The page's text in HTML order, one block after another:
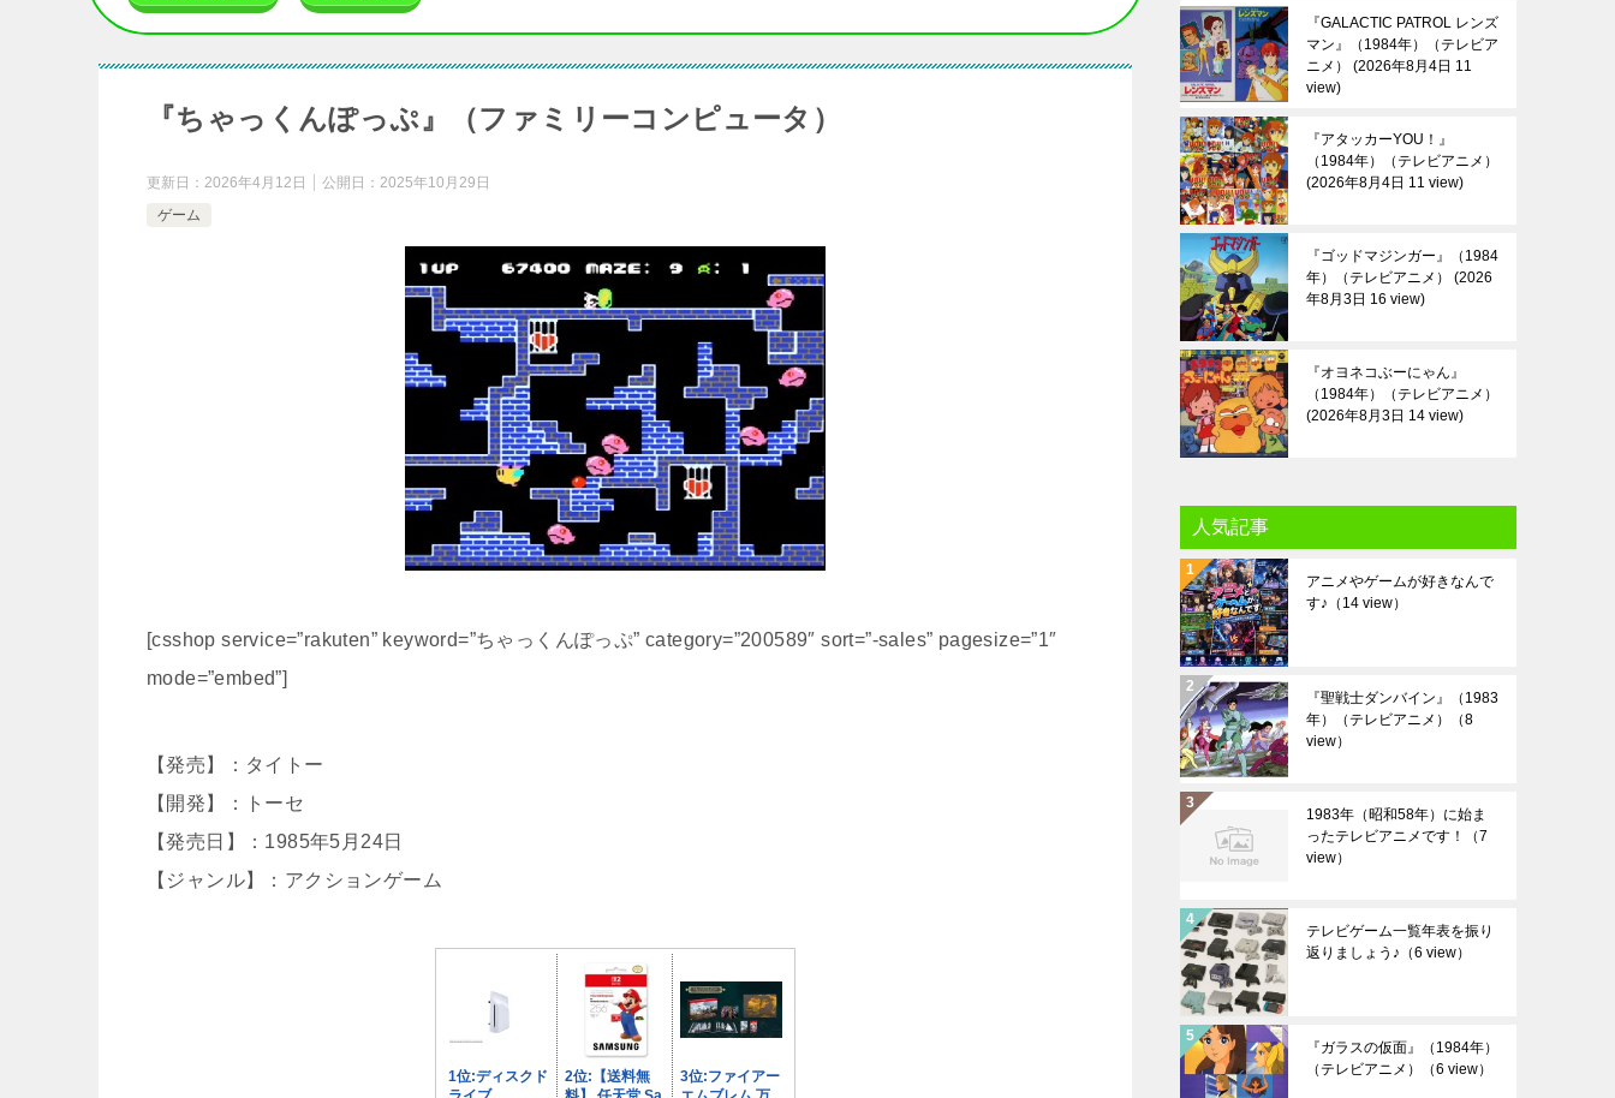
『ちゃっくんぽっぷ』（ファミリーコンピュータ）
更新日： 2026年4月12日 公開日： 2025年10月29日
ゲーム
[csshop service=”rakuten” keyword=”ちゃっくんぽっぷ” category=”200589″ sort=”-sales” pagesize=”1″
mode=”embed”]
【発売】：タイトー
【開発】：トーセ
【発売日】：1985年5月24日
【ジャンル】：アクションゲーム
『GALACTIC PATROL レンズ
マン』（1984年）（テレビア
ニメ）
2026年8月4日 11
view
『アタッカーYOU！』
（1984年）（テレビアニメ）
2026年8月4日 11 view
『ゴッドマジンガー』（1984
年）（テレビアニメ）
2026
年8月3日 16 view
『オヨネコぶーにゃん』
（1984年）（テレビアニメ）
2026年8月3日 14 view
人気記事
アニメやゲームが好きなんで
す♪ （14 view）
『聖戦士ダンバイン』（1983
年）（テレビアニメ）
（8
view）
1983年（昭和58年）に始ま
ったテレビアニメです！
（7
view）
テレビゲーム一覧年表を振り
返りましょう♪ （6 view）
『ガラスの仮面』（1984年）
（テレビアニメ）
（6 view）